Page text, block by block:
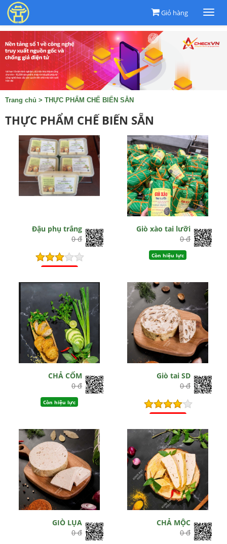
Giỏ hàng
Trang chủ > THỰC PHẨM CHẾ BIẾN SẴN
THỰC PHẨM CHẾ BIẾN SẴN
Đậu phụ trắng
0 đ
Giò xào tai lưỡi
0 đ
Còn hiệu lực
CHẢ CỐM
0 đ
Còn hiệu lực
Giò tai SD
0 đ
GIÒ LỤA
0 đ
CHẢ MỘC
0 đ